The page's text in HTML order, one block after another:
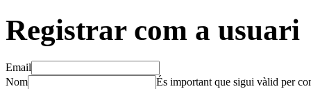
Registrar com a usuari
Email
Nom
És important que sigui vàlid per